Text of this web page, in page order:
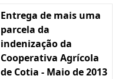
Entrega de mais uma
parcela da
indenização da
Cooperativa Agrícola
de Cotia - Maio de 2013